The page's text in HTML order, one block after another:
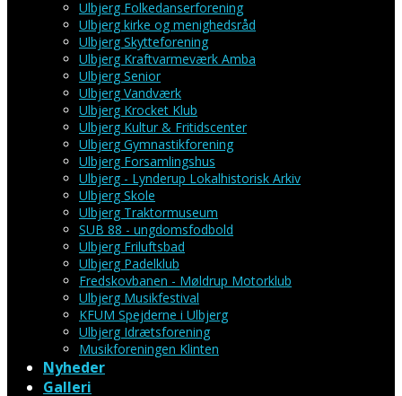
Ulbjerg Folkedanserforening
Ulbjerg kirke og menighedsråd
Ulbjerg Skytteforening
Ulbjerg Kraftvarmeværk Amba
Ulbjerg Senior
Ulbjerg Vandværk
Ulbjerg Krocket Klub
Ulbjerg Kultur & Fritidscenter
Ulbjerg Gymnastikforening
Ulbjerg Forsamlingshus
Ulbjerg - Lynderup Lokalhistorisk Arkiv
Ulbjerg Skole
Ulbjerg Traktormuseum
SUB 88 - ungdomsfodbold
Ulbjerg Friluftsbad
Ulbjerg Padelklub
Fredskovbanen - Møldrup Motorklub
Ulbjerg Musikfestival
KFUM Spejderne i Ulbjerg
Ulbjerg Idrætsforening
Musikforeningen Klinten
Nyheder
Galleri